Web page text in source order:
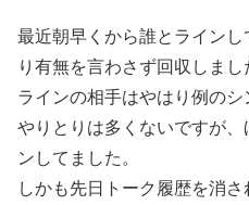
最近朝早くから誰とライン
り有無を言わさず回収しまし
ラインの相手はやはり例のシ
やりとりは多くないですが
ンしてました。
しかも先日トーク履歴を消